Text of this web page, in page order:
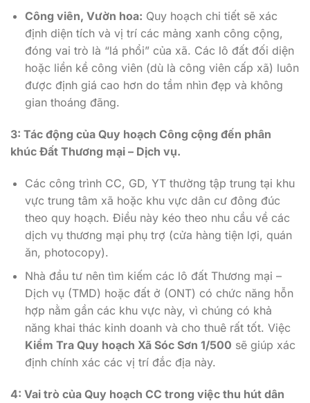
Công viên, Vườn hoa: Quy hoạch chi tiết sẽ xác
định diện tích và vị trí các mảng xanh công cộng,
đóng vai trò là “lá phổi” của xã. Các lô đất đối diện
hoặc liền kề công viên (dù là công viên cấp xã) luôn
được định giá cao hơn do tầm nhìn đẹp và không
gian thoáng đãng.
3: Tác động của Quy hoạch Công cộng đến phân
khúc Đất Thương mại – Dịch vụ.
Các công trình CC, GD, YT thường tập trung tại khu
vực trung tâm xã hoặc khu vực dân cư đông đúc
theo quy hoạch. Điều này kéo theo nhu cầu về các
dịch vụ thương mại phụ trợ (cửa hàng tiện lợi, quán
ăn, photocopy).
Nhà đầu tư nên tìm kiếm các lô đất Thương mại –
Dịch vụ (TMD) hoặc đất ở (ONT) có chức năng hỗn
hợp nằm gần các khu vực này, vì chúng có khả
năng khai thác kinh doanh và cho thuê rất tốt. Việc
Kiểm Tra Quy hoạch Xã Sóc Sơn 1/500 sẽ giúp xác
định chính xác các vị trí đắc địa này.
4: Vai trò của Quy hoạch CC trong việc thu hút dân